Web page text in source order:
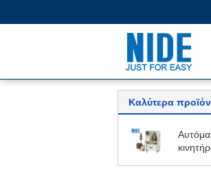
Καλύτερα